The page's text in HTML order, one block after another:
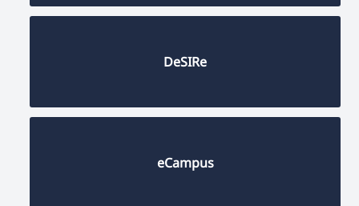
DeSIRe
eCampus